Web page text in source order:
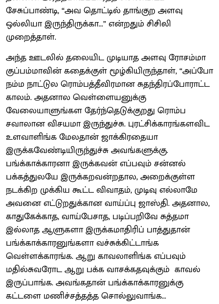
சேசுப்பாண்டி, “அவ தொட்டில் தாங்குற அளவு
ஒல்லியா இருந்திருக்கா...” என்றதும் சிசிலி
முறைத்தாள்.
அந்த ஊடலில் தலையிட முடியாத அளவு ரோசம்மா
குப்பம்மாவின் கதைக்குள் மூழ்கியிருந்தாள், “அப்போ
நம்ம நாட்டுல ரொம்பத்தீவிரமான சுதந்திரப்போராட்ட
காலம். அதனால வெள்ளையனுக்கு
வேலையாளுங்கள தேர்ந்தெடுக்குறது ரொம்ப
சவாலான விசயமா இருந்துச்சு. புரட்சிக்காரங்களவிட
உளவாளிங்க மேலதான் ஜாக்கிரதையா
இருக்கவேண்டியிருந்துச்சு அவங்களுக்கு.
பங்க்காக்காரனா இருக்கவன் எப்பவும் சன்னல்
பக்கத்துலயே இருக்கறவன்றதால, அறைக்குள்ள
நடக்கிற முக்கிய கூட்ட விவாதம், முடிவு எல்லாமே
அவனை எட்டுறதுக்கான வாய்ப்பு ஜாஸ்தி. அதனால,
காதுகேக்காத, வாய்பேசாத, படிப்பறிவே சுத்தமா
இல்லாத ஆளுகளா இருக்கமாதிரிப் பாத்துதான்
பங்க்காக்காரனுங்களா வச்சுக்கிட்டாங்க
வெள்ளக்காரங்க. ஆறு காவலாளிங்க எப்பவும்
மதில்சுவரோட ஆறு பக்க வாசக்கதவுக்கும் காவல்
இருப்பாங்க. அவங்கதான் பங்க்காக்காரனுக்கு
கட்டளை மணிச்சத்தத்த சொல்லுவாங்க...